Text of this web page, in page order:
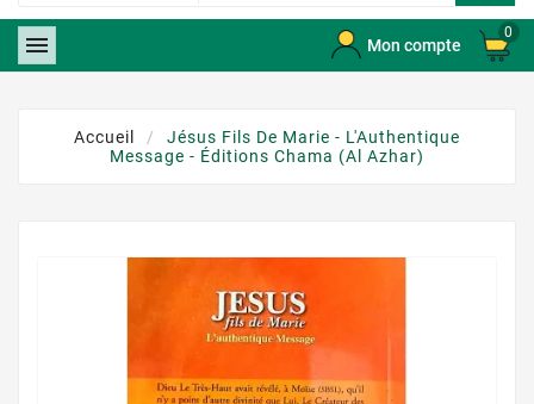
 Mon compte
0
Accueil
Jésus Fils De Marie - L'Authentique
Message - Éditions Chama (Al Azhar)